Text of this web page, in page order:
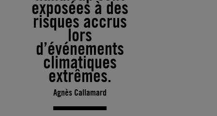
exposées à des
risques accrus
lors
d’événements
climatiques
extrêmes.
Agnès Callamard